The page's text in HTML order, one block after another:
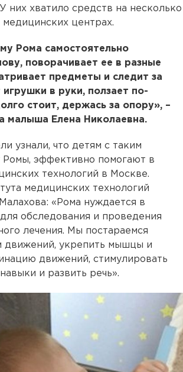
них хватило средств на несколько
центрах.
Рома самостоятельно
поворачивает ее в разные
предметы и следит за
в руки, ползает по-
стоит, держась за опору», –
малыша Елена Николаевна.
узнали, что детям с таким
Ромы, эффективно помогают в
технологий в Москве.
медицинских технологий
«Рома нуждается в
обследования и проведения
лечения. Мы постараемся
движений, укрепить мышцы и
движений, стимулировать
и развить речь».